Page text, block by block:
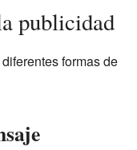
publicidad
formas de